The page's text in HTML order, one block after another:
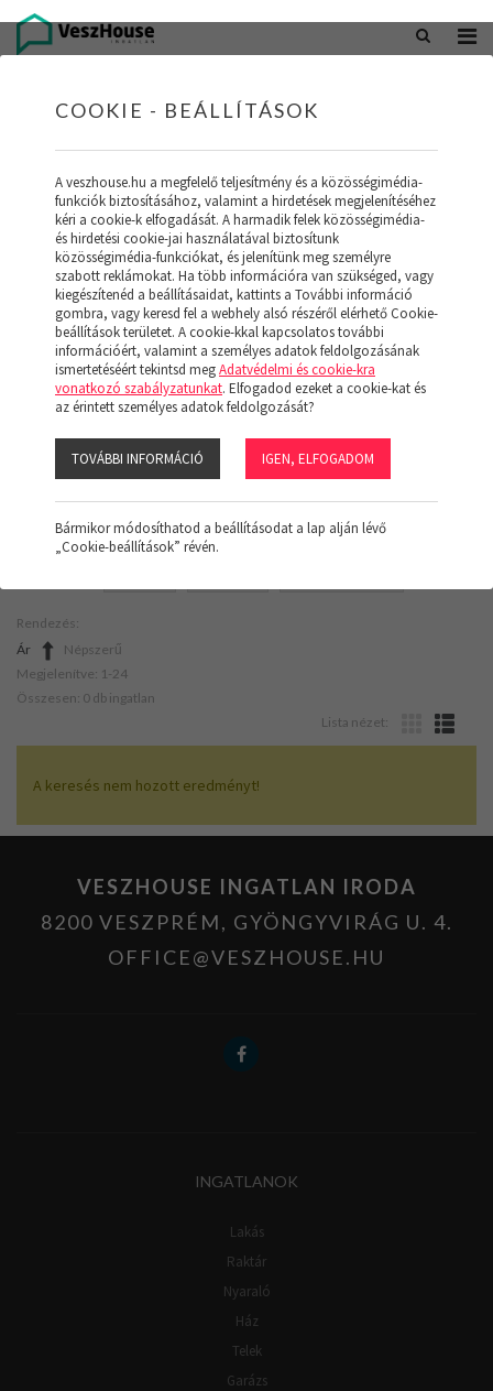
office@veszhouse.hu +36 20 402 5098
INGATLAN KÉSZLETÜNK
(19)
Szűrő megjelenítése
Rendezés:
Ár
Népszerű
Megjelenítve: 1-24
Összesen: 0 db ingatlan
Lista nézet:
A keresés nem hozott eredményt!
VESZHOUSE INGATLAN IRODA
8200 VESZPRÉM, GYÖNGYVIRÁG U. 4.
OFFICE@VESZHOUSE.HU
INGATLANOK
Lakás
Raktár
Nyaraló
Ház
Telek
Garázs
COOKIE - BEÁLLÍTÁSOK
A veszhouse.hu a megfelelő teljesítmény és a közösségimédia-
funkciók biztosításához, valamint a hirdetések megjelenítéséhez
kéri a cookie-k elfogadását. A harmadik felek közösségimédia-
és hirdetési cookie-jai használatával biztosítunk
közösségimédia-funkciókat, és jelenítünk meg személyre
szabott reklámokat. Ha több információra van szükséged, vagy
kiegészítenéd a beállításaidat, kattints a További információ
gombra, vagy keresd fel a webhely alsó részéről elérhető Cookie-
beállítások területet. A cookie-kkal kapcsolatos további
információért, valamint a személyes adatok feldolgozásának
ismertetéséért tekintsd megAdatvédelmi és cookie-kra
vonatkozó szabályzatunkat. Elfogadod ezeket a cookie-kat és
az érintett személyes adatok feldolgozását?
TOVÁBBI INFORMÁCIÓ IGEN, ELFOGADOM
Bármikor módosíthatod a beállításodat a lap alján lévő
„Cookie-beállítások” révén.